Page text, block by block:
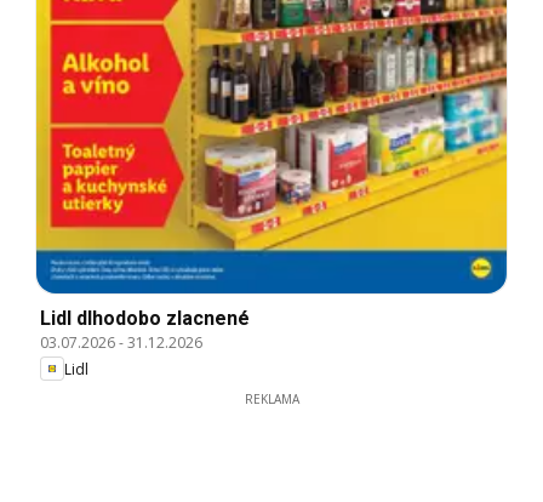
Lidl dlhodobo zlacnené
03.07.2026-31.12.2026
Lidl
REKLAMA